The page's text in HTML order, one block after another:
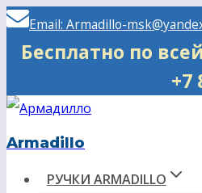
Перейти
Email: Armadillo-
Бесплатно по
+7
Armadillo
РУЧКИ ARMADILLO